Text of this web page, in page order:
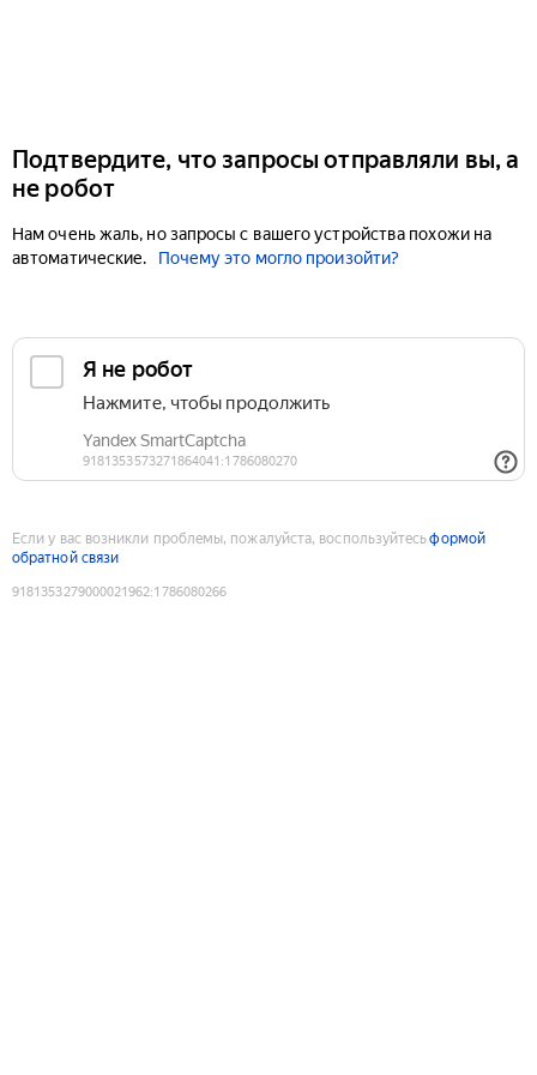
Подтвердите, что запросы отправляли вы, а
не робот
Нам очень жаль, но запросы с вашего устройства похожи на
автоматические.
Почему это могло произойти?
Если у вас возникли проблемы, пожалуйста, воспользуйтесьформой
обратной связи
9181353279000021962:1786080266